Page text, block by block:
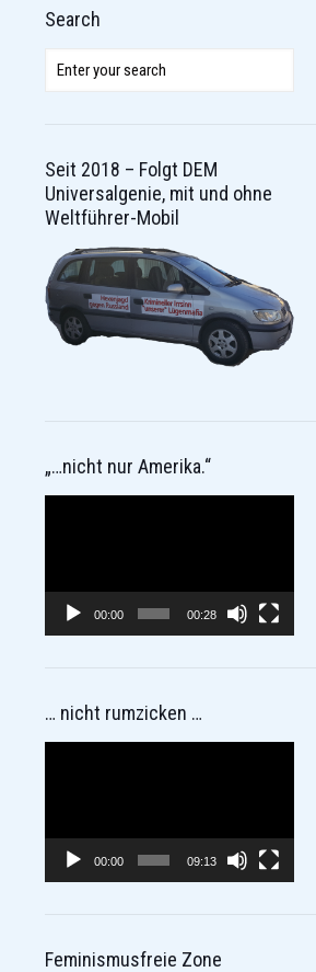
Search
Seit 2018 – Folgt DEM
Universalgenie, mit und ohne
Weltführer-Mobil
„…nicht nur Amerika.“
00:00 00:28
… nicht rumzicken …
00:00 09:13
Feminismusfreie Zone